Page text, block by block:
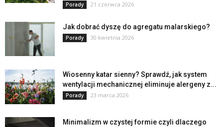
Porady 21 czerwca 2026
Jak dobrać dyszę do agregatu malarskiego?
Porady 30 kwietnia 2026
Wiosenny katar sienny? Sprawdź, jak system
wentylacji mechanicznej eliminuje alergeny z...
Porady 23 marca 2026
Minimalizm w czystej formie czyli dlaczego